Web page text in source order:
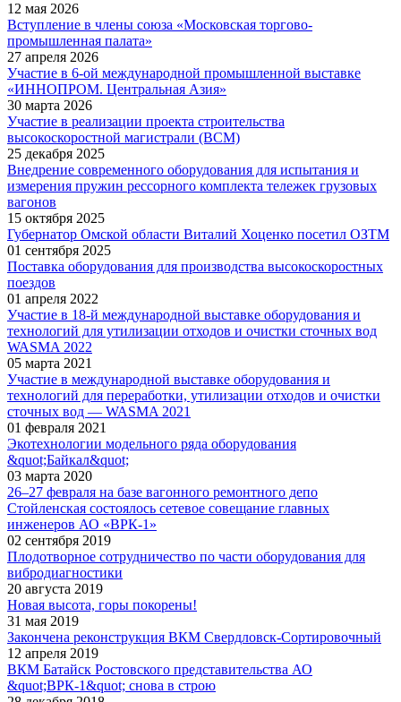
12 мая 2026
Вступление в члены союза «Московская торгово-
промышленная палата»
27 апреля 2026
Участие в 6-ой международной промышленной выставке
«ИННОПРОМ. Центральная Азия»
30 марта 2026
Участие в реализации проекта строительства
высокоскоростной магистрали (ВСМ)
25 декабря 2025
Внедрение современного оборудования для испытания и
измерения пружин рессорного комплекта тележек грузовых
вагонов
15 октября 2025
Губернатор Омской области Виталий Хоценко посетил ОЗТМ
01 сентября 2025
Поставка оборудования для производства высокоскоростных
поездов
01 апреля 2022
Участие в 18-й международной выставке оборудования и
технологий для утилизации отходов и очистки сточных вод
WASMA 2022
05 марта 2021
Участие в международной выставке оборудования и
технологий для переработки, утилизации отходов и очистки
сточных вод — WASMA 2021
01 февраля 2021
Экотехнологии модельного ряда оборудования
&quot;Байкал&quot;
03 марта 2020
26–27 февраля на базе вагонного ремонтного депо
Стойленская состоялось сетевое совещание главных
инженеров АО «ВРК-1»
02 сентября 2019
Плодотворное сотрудничество по части оборудования для
вибродиагностики
20 августа 2019
Новая высота, горы покорены!
31 мая 2019
Закончена реконструкция ВКМ Свердловск-Сортировочный
12 апреля 2019
ВКМ Батайск Ростовского представительства АО
&quot;ВРК-1&quot; снова в строю